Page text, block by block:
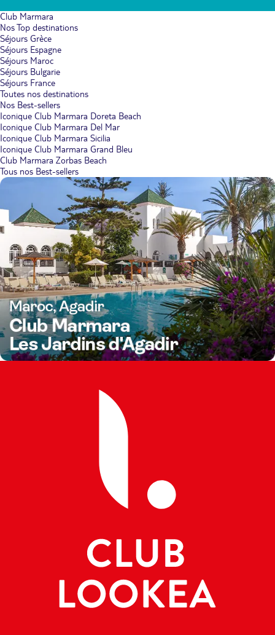
Club Marmara
Nos Top destinations
Séjours Grèce
Séjours Espagne
Séjours Maroc
Séjours Bulgarie
Séjours France
Toutes nos destinations
Nos Best-sellers
Iconique Club Marmara Doreta Beach
Iconique Club Marmara Del Mar
Iconique Club Marmara Sicilia
Iconique Club Marmara Grand Bleu
Club Marmara Zorbas Beach
Tous nos Best-sellers